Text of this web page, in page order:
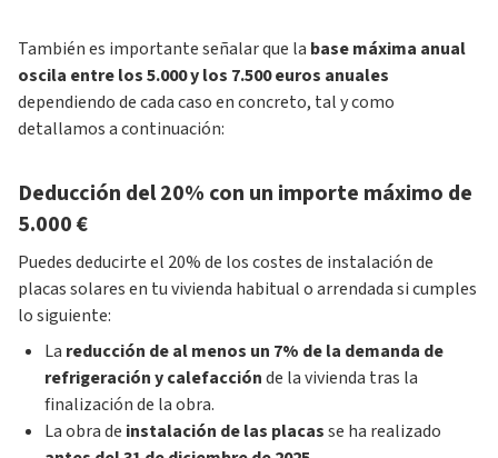
También es importante señalar que la base máxima anual
oscila entre los 5.000 y los 7.500 euros anuales
dependiendo de cada caso en concreto, tal y como
detallamos a continuación:
Deducción del 20% con un importe máximo de
5.000 €
Puedes deducirte el 20% de los costes de instalación de
placas solares en tu vivienda habitual o arrendada si cumples
lo siguiente:
La reducción de al menos un 7% de la demanda de
refrigeración y calefacciónde la vivienda tras la
finalización de la obra.
La obra de instalación de las placasse ha realizado